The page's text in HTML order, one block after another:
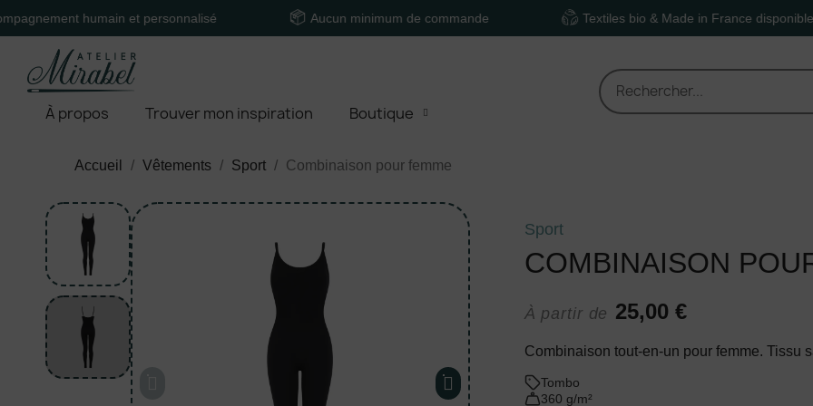
humain et personnalisé Aucun minimum de commande Textiles bio & Made in France disponibles
À propos Trouver mon inspiration Boutique
Accueil Vêtements Sport Combinaison pour femme
Sport
COMBINAISON
À partir de 25,00 €
Combinaison tout-en-un pour femme. Tissu
Tombo
360 g/m²